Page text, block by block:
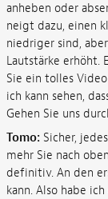
anheben oder
neigt dazu, einen
niedriger sind,
Lautstärke erhöht.
Sie ein tolles
ich kann sehen,
Gehen Sie uns
Tomo: Sicher,
mehr Sie nach
definitiv. An den
kann. Also habe